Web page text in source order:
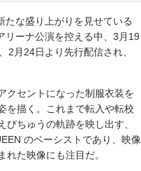
な盛り上がりを見せている
リーナ公演を控える中、3月19
2月24日より先行配信され、
クセントになった制服衣装を
を描く。これまで転入や転校
ちゅうの軌跡を映し出す、
のベーシストであり、映像
た映像にも注目だ。